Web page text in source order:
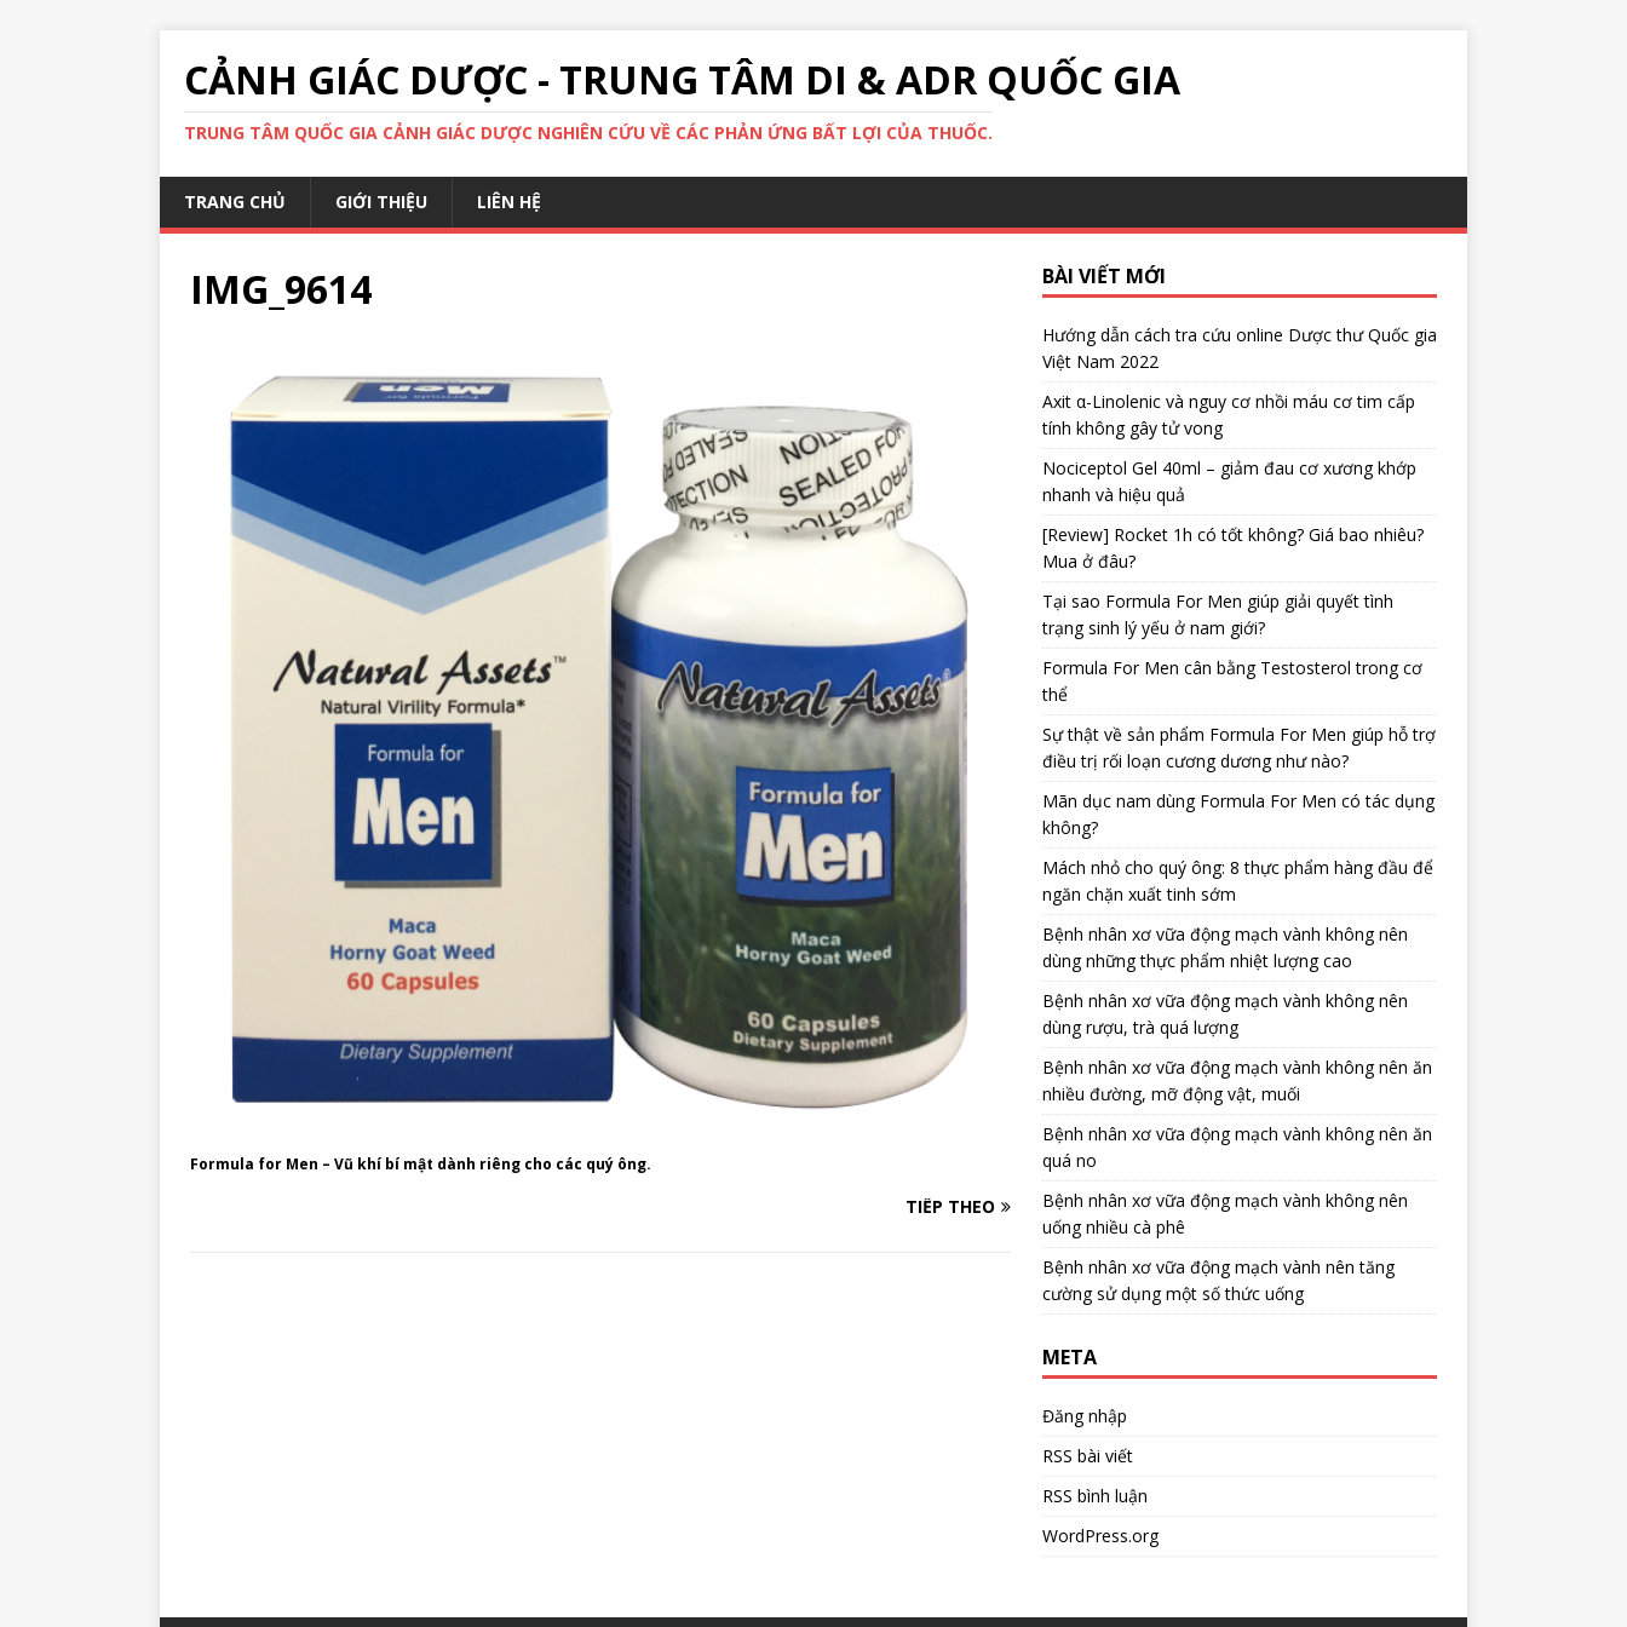
CẢNH GIÁC DƯỢC - TRUNG TÂM DI & ADR QUỐC GIA
TRUNG TÂM QUỐC GIA CẢNH GIÁC DƯỢC NGHIÊN CỨU VỀ CÁC PHẢN ỨNG BẤT LỢI CỦA THUỐC.
TRANG CHỦ GIỚI THIỆU LIÊN HỆ
IMG_9614
Formula for Men – Vũ khí bí mật dành riêng cho các quý ông.
TIẾP THEO
BÀI VIẾT MỚI
Hướng dẫn cách tra cứu online Dược thư Quốc gia
Việt Nam 2022
Axit α-Linolenic và nguy cơ nhồi máu cơ tim cấp
tính không gây tử vong
Nociceptol Gel 40ml – giảm đau cơ xương khớp
nhanh và hiệu quả
[Review] Rocket 1h có tốt không? Giá bao nhiêu?
Mua ở đâu?
Tại sao Formula For Men giúp giải quyết tình
trạng sinh lý yếu ở nam giới?
Formula For Men cân bằng Testosterol trong cơ
thể
Sự thật về sản phẩm Formula For Men giúp hỗ trợ
điều trị rối loạn cương dương như nào?
Mãn dục nam dùng Formula For Men có tác dụng
không?
Mách nhỏ cho quý ông: 8 thực phẩm hàng đầu để
ngăn chặn xuất tinh sớm
Bệnh nhân xơ vữa động mạch vành không nên
dùng những thực phẩm nhiệt lượng cao
Bệnh nhân xơ vữa động mạch vành không nên
dùng rượu, trà quá lượng
Bệnh nhân xơ vữa động mạch vành không nên ăn
nhiều đường, mỡ động vật, muối
Bệnh nhân xơ vữa động mạch vành không nên ăn
quá no
Bệnh nhân xơ vữa động mạch vành không nên
uống nhiều cà phê
Bệnh nhân xơ vữa động mạch vành nên tăng
cường sử dụng một số thức uống
META
Đăng nhập
RSS bài viết
RSS bình luận
WordPress.org